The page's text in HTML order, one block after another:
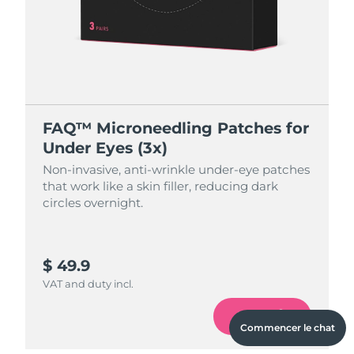
FAQ™ Microneedling Patches for
Under Eyes (3x)
Non-invasive, anti-wrinkle under-eye patches
that work like a skin filler, reducing dark
circles overnight.
$ 49.9
VAT and duty incl.
Add
Commencer le chat